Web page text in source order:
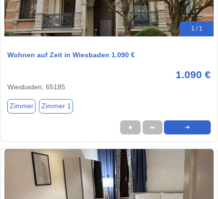
1 / 1
Wohnen auf Zeit in Wiesbaden 1.090 €
1.090 €
Wiesbaden, 65185
Zimmer Zimmer 1
★ ➦ ➜